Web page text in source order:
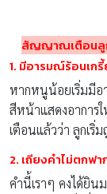
สัญญาณเตือนลูก
1. มีอารมณ์ร้อนเก
หากหนูน้อยเริ่มมีอ
สีหน้าแสดงอาการ
เตือนแล้วว่า ลูกเริ่
2. เถียงคำไม่ตกฟา
คำนี้เราๆ คงได้ยิน